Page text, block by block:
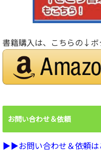
書籍購入は、こちらの↓ボ
お問い合わせ＆依頼
▶︎▶︎お問い合わせ＆依頼は